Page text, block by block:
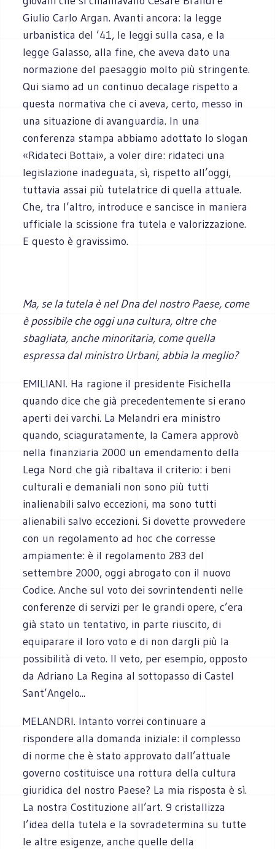
Giulio Carlo Argan. Avanti ancora: la legge
urbanistica del ’41, le leggi sulla casa, e la
legge Galasso, alla fine, che aveva dato una
normazione del paesaggio molto più stringente.
Qui siamo ad un continuo decalage rispetto a
questa normativa che ci aveva, certo, messo in
una situazione di avanguardia. In una
conferenza stampa abbiamo adottato lo slogan
«Ridateci Bottai», a voler dire: ridateci una
legislazione inadeguata, sì, rispetto all’oggi,
tuttavia assai più tutelatrice di quella attuale.
Che, tra l’altro, introduce e sancisce in maniera
ufficiale la scissione fra tutela e valorizzazione.
E questo è gravissimo.
Ma, se la tutela è nel Dna del nostro Paese, come
è possibile che oggi una cultura, oltre che
sbagliata, anche minoritaria, come quella
espressa dal ministro Urbani, abbia la meglio?
EMILIANI. Ha ragione il presidente Fisichella
quando dice che già precedentemente si erano
aperti dei varchi. La Melandri era ministro
quando, sciaguratamente, la Camera approvò
nella finanziaria 2000 un emendamento della
Lega Nord che già ribaltava il criterio: i beni
culturali e demaniali non sono più tutti
inalienabili salvo eccezioni, ma sono tutti
alienabili salvo eccezioni. Si dovette provvedere
con un regolamento ad hoc che corresse
ampiamente: è il regolamento 283 del
settembre 2000, oggi abrogato con il nuovo
Codice. Anche sul voto dei sovrintendenti nelle
conferenze di servizi per le grandi opere, c’era
già stato un tentativo, in parte riuscito, di
equiparare il loro voto e di non dargli più la
possibilità di veto. Il veto, per esempio, opposto
da Adriano La Regina al sottopasso di Castel
Sant’Angelo...
MELANDRI. Intanto vorrei continuare a
rispondere alla domanda iniziale: il complesso
di norme che è stato approvato dall’attuale
governo costituisce una rottura della cultura
giuridica del nostro Paese? La mia risposta è sì.
La nostra Costituzione all’art. 9 cristallizza
l’idea della tutela e la sovradetermina su tutte
le altre esigenze, anche quelle della